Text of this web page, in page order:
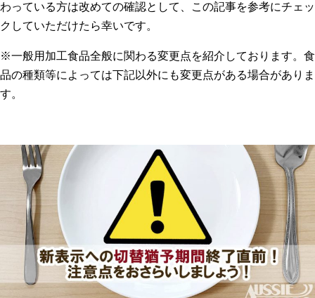
わっている方は改めての確認として、この記事を参考にチェッ
クしていただけたら幸いです。
※一般用加工食品全般に関わる変更点を紹介しております。食
品の種類等によっては下記以外にも変更点がある場合がありま
す。